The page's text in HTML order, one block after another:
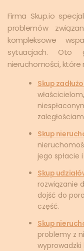
Firma Skup.io
problemów
kompleksowe
sytuacjach. Oto
nieruchomości, które
Skup
Skup
jego spłacie
Skup
rozwiązanie
dojść do
część.
Skup
problemy z